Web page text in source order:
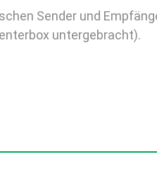
Sender und
untergebracht).